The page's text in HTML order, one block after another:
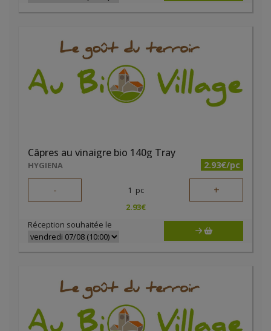
Câpres au vinaigre bio 140g Tray
HYGIENA 2.93€/pc
- 1 pc +
2.93€
Réception souhaitée le